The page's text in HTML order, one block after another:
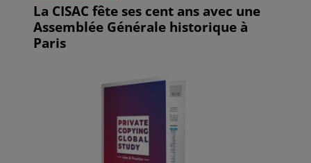
La CISAC fête ses cent ans avec une
Assemblée Générale historique à
Paris